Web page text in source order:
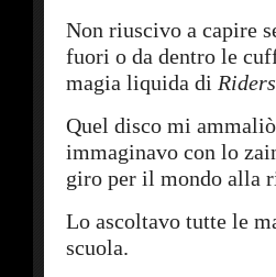
Non riuscivo a capire
fuori o da dentro le
magia liquida di
Quel disco mi
immaginavo con lo
giro per il mondo alla
Lo ascoltavo tutte le
scuola.